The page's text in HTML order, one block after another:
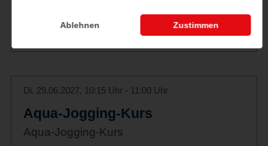
Aqua-Jogging-Kurs
Aqua-Jogging-Kurs
Di. 29.06.2027, 10:15 Uhr - 11:00 Uhr
Aqua-Jogging-Kurs
Aqua-Jogging-Kurs
Ablehnen Zustimmen